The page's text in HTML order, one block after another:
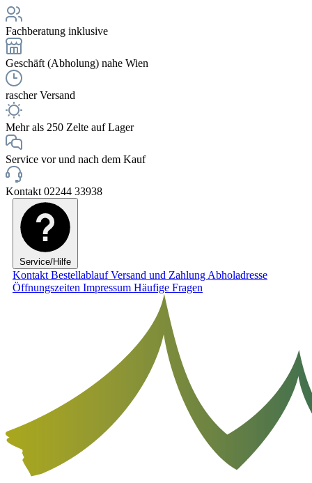
Fachberatung inklusive
Geschäft (Abholung) nahe Wien
rascher Versand
Mehr als 250 Zelte auf Lager
Service vor und nach dem Kauf
Kontakt 02244 33938
Service/Hilfe
Kontakt BestellablaufVersand und Zahlung Abholadresse
Öffnungszeiten Impressum Häufige Fragen